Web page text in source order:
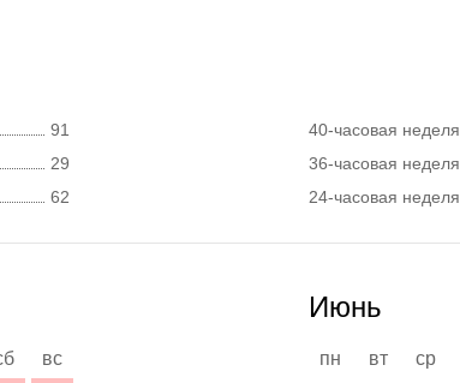
91
29
62
40-часовая неделя
36-часовая неделя
24-часовая неделя
вс
Июнь
пн вт ср